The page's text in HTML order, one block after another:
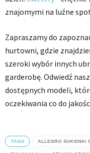
znajomymi na luźne
Zapraszamy do
hurtowni, gdzie
szeroki wybór innych
garderobę. Odwiedź
dostępnych modeli,
oczekiwania co do
TAGS ALLEGRO SUKIENKI